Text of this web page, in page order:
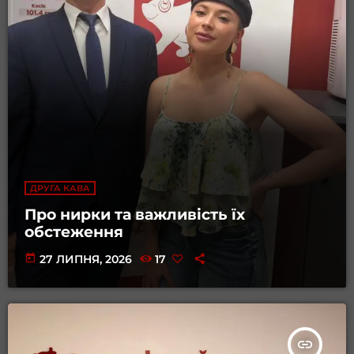
ДРУГА КАВА
Про нирки та важливість їх
обстеження
today 27 ЛИПНЯ, 2026 17
insert_link